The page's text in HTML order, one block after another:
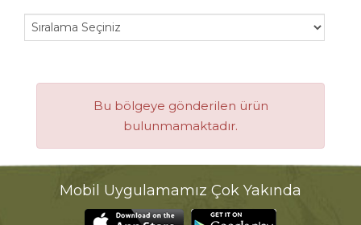
Bu bölgeye gönderilen ürün
bulunmamaktadır.
Mobil Uygulamamız Çok Yakında